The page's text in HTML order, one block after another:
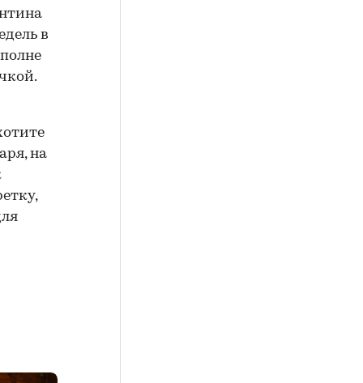
в
на